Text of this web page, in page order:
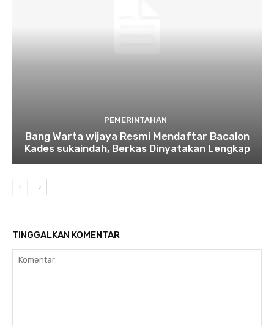
PEMERINTAHAN
Bang Warta wijaya Resmi Mendaftar Bacalon
Kades sukaindah, Berkas Dinyatakan Lengkap
TINGGALKAN KOMENTAR